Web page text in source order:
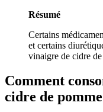
Résumé
Certains
et certains
vinaigre de cidre
Comment
cidre de